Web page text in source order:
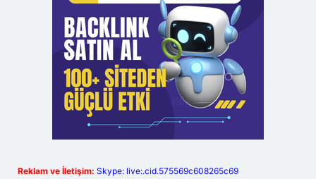
Reklam ve İletişim: Skype: live:.cid.575569c608265c69